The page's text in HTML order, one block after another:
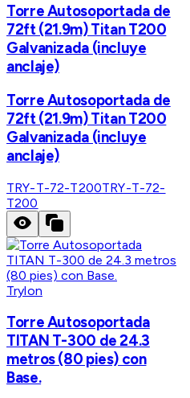
Torre Autosoportada de
72ft (21.9m) Titan T200
Galvanizada (incluye
anclaje)
Torre Autosoportada de
72ft (21.9m) Titan T200
Galvanizada (incluye
anclaje)
TRY-T-72-T200TRY-T-72-
T200
Trylon
Torre Autosoportada
TITAN T-300 de 24.3
metros (80 pies) con
Base.